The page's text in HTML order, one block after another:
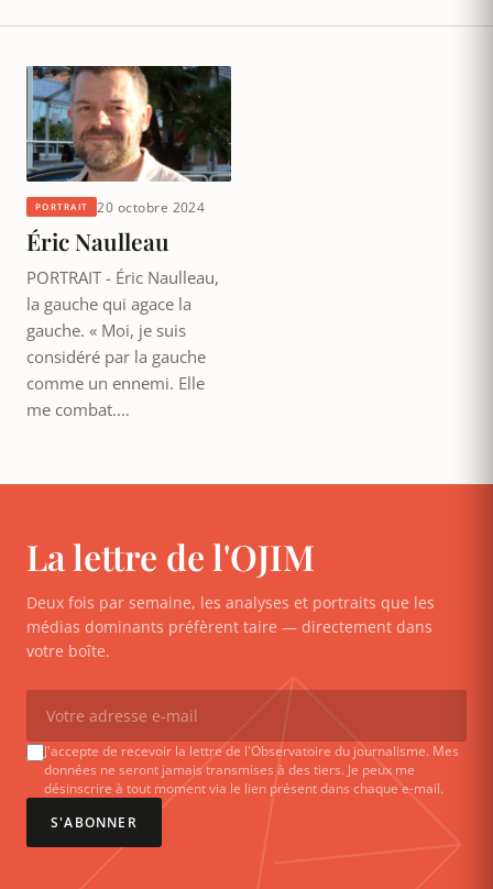
PORTRAIT 20 octobre 2024
Éric Naulleau
PORTRAIT - Éric Naulleau,
la gauche qui agace la
gauche. « Moi, je suis
considéré par la gauche
comme un ennemi. Elle
me combat.…
La lettre de l'OJIM
Deux fois par semaine, les analyses et portraits que les
médias dominants préfèrent taire — directement dans
votre boîte.
J'accepte de recevoir la lettre de l'Observatoire du journalisme. Mes
données ne seront jamais transmises à des tiers. Je peux me
désinscrire à tout moment via le lien présent dans chaque e-mail.
S'ABONNER